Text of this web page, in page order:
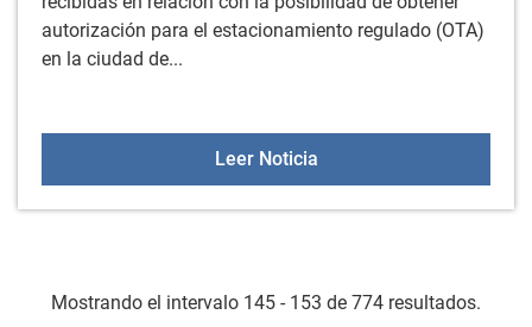
autorización para el estacionamiento regulado (OTA)
en la ciudad de...
Leer NoticiaBando relativo a
Mostrando el intervalo 145 - 153 de 774 resultados.